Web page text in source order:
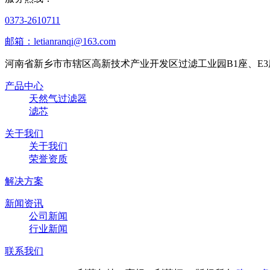
0373-2610711
邮箱：letianranqi@163.com
河南省新乡市市辖区高新技术产业开发区过滤工业园B1座、E3
产品中心
天然气过滤器
滤芯
关于我们
关于我们
荣誉资质
解决方案
新闻资讯
公司新闻
行业新闻
联系我们